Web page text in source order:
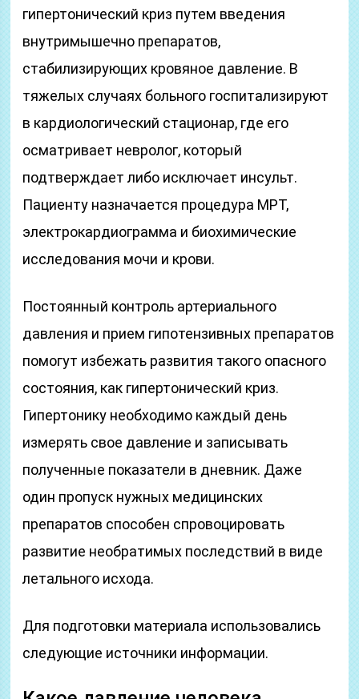
гипертонический криз путем введения
внутримышечно препаратов,
стабилизирующих кровяное давление. В
тяжелых случаях больного госпитализируют
в кардиологический стационар, где его
осматривает невролог, который
подтверждает либо исключает инсульт.
Пациенту назначается процедура МРТ,
электрокардиограмма и биохимические
исследования мочи и крови.
Постоянный контроль артериального
давления и прием гипотензивных препаратов
помогут избежать развития такого опасного
состояния, как гипертонический криз.
Гипертонику необходимо каждый день
измерять свое давление и записывать
полученные показатели в дневник. Даже
один пропуск нужных медицинских
препаратов способен спровоцировать
развитие необратимых последствий в виде
летального исхода.
Для подготовки материала использовались
следующие источники информации.